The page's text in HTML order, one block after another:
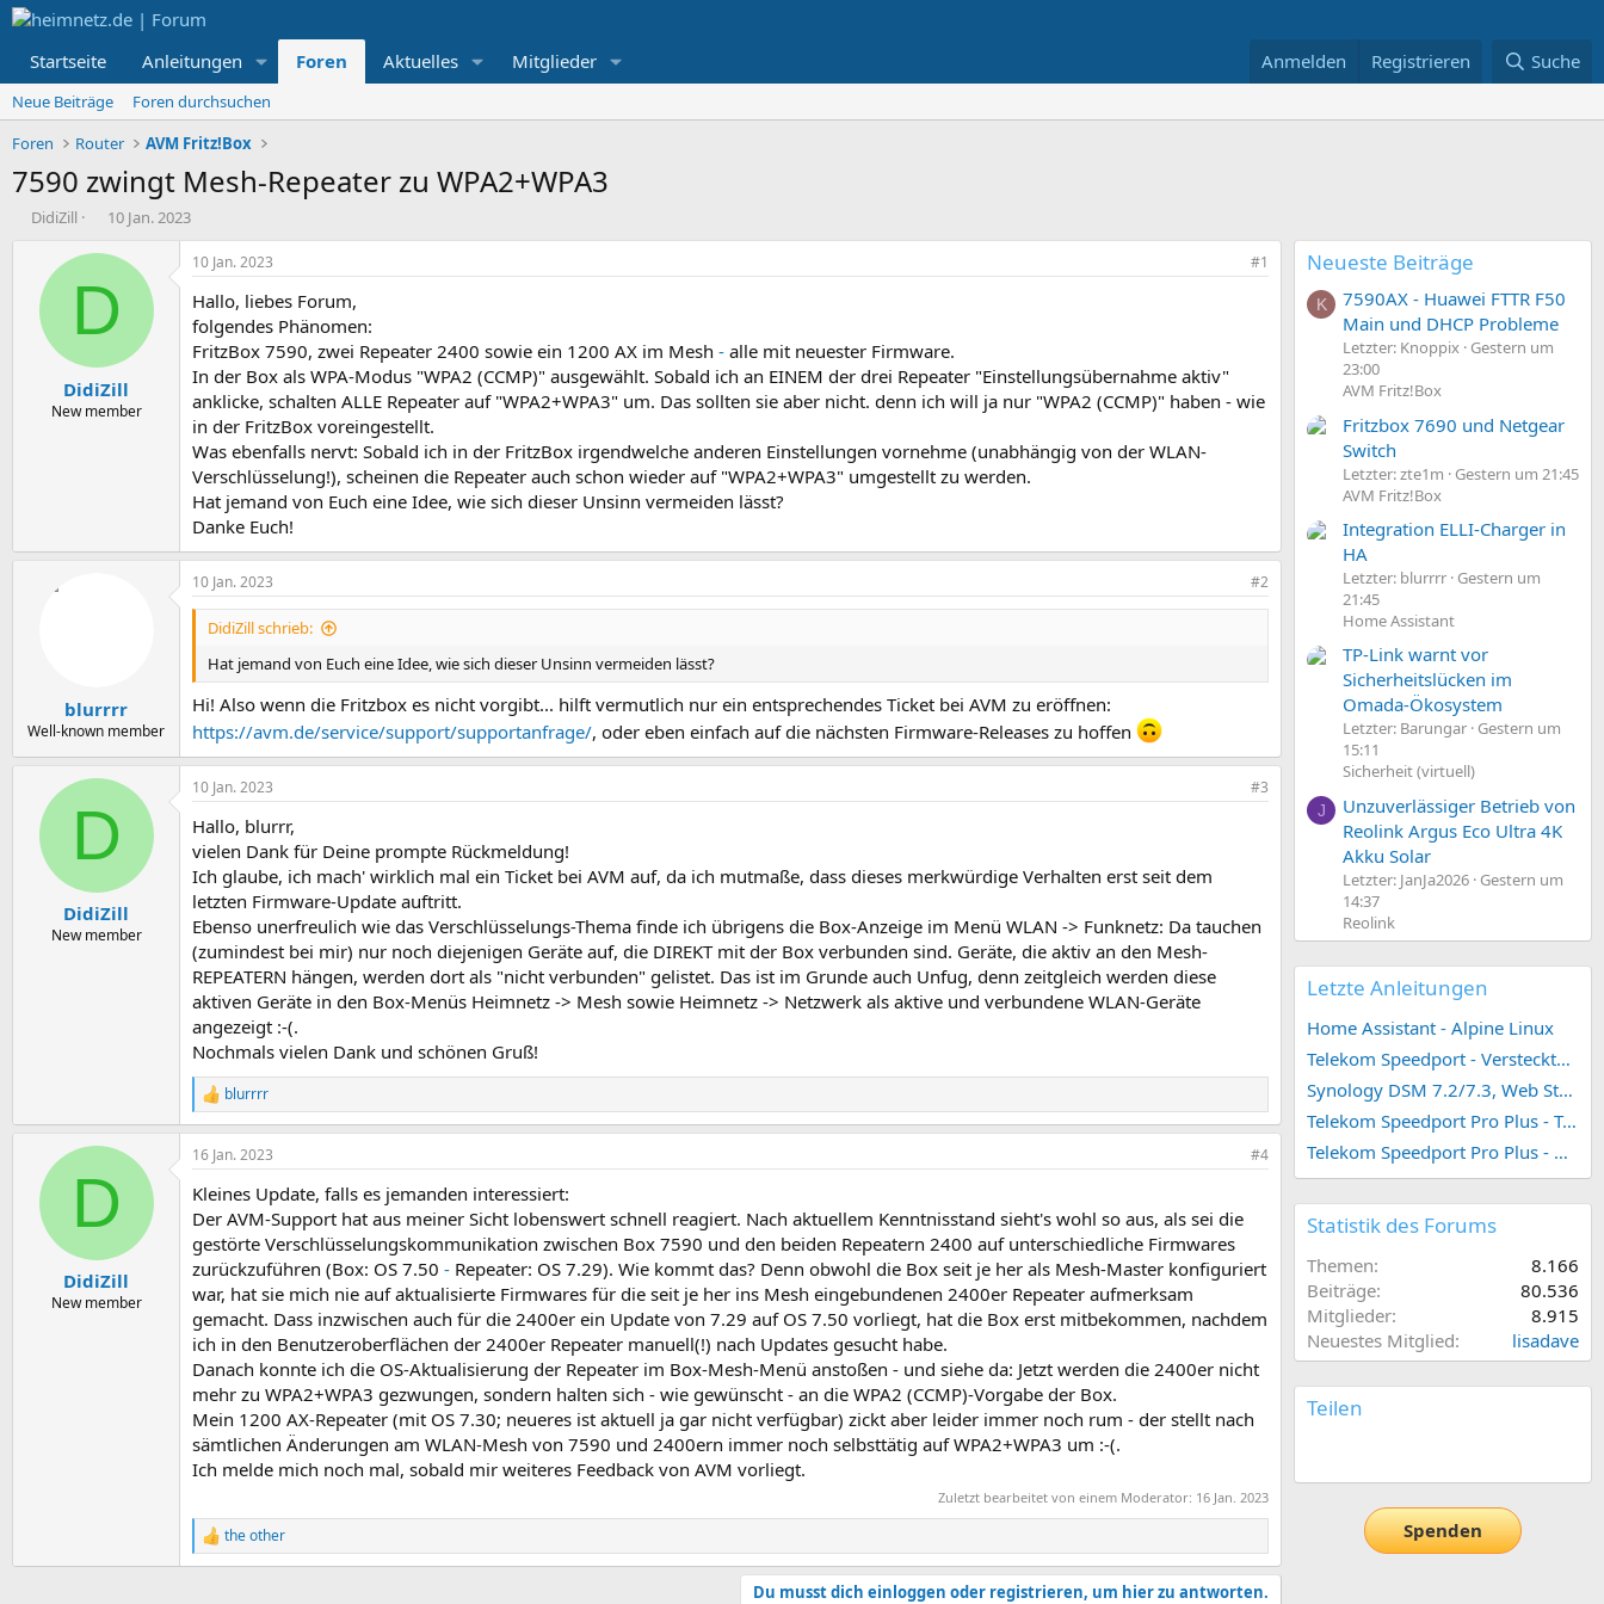
Startseite Anleitungen Foren Aktuelles Mitglieder Anmelden Registrieren Suche
Neue Beiträge
Foren durchsuchen
Foren
Router AVM Fritz!Box
7590 zwingt Mesh-Repeater zu WPA2+WPA3
E
DidiZill
E
s
e
l
t
a
m
10 Jan. 2023
D
DidiZill
New member
10 Jan. 2023 #1
Hallo, liebes Forum,
folgendes Phänomen:
FritzBox 7590, zwei Repeater 2400 sowie ein 1200 AX im Mesh - alle mit neuester Firmware.
In der Box als WPA-Modus "WPA2 (CCMP)" ausgewählt. Sobald ich an EINEM der drei Repeater "Einstellungsübernahme aktiv"
anklicke, schalten ALLE Repeater auf "WPA2+WPA3" um. Das sollten sie aber nicht. denn ich will ja nur "WPA2 (CCMP)" haben - wie
in der FritzBox voreingestellt.
Was ebenfalls nervt: Sobald ich in der FritzBox irgendwelche anderen Einstellungen vornehme (unabhängig von der WLAN-
Verschlüsselung!), scheinen die Repeater auch schon wieder auf "WPA2+WPA3" umgestellt zu werden.
Hat jemand von Euch eine Idee, wie sich dieser Unsinn vermeiden lässt?
Danke Euch!
blurrrr
Well-known member
10 Jan. 2023 #2
DidiZill schrieb:
Hat jemand von Euch eine Idee, wie sich dieser Unsinn vermeiden lässt?
Hi! Also wenn die Fritzbox es nicht vorgibt... hilft vermutlich nur ein entsprechendes Ticket bei AVM zu eröffnen:
https://avm.de/service/support/supportanfrage/, oder eben einfach auf die nächsten Firmware-Releases zu hoffen
D
DidiZill
New member
10 Jan. 2023 #3
Hallo, blurrr,
vielen Dank für Deine prompte Rückmeldung!
Ich glaube, ich mach' wirklich mal ein Ticket bei AVM auf, da ich mutmaße, dass dieses merkwürdige Verhalten erst seit dem
letzten Firmware-Update auftritt.
Ebenso unerfreulich wie das Verschlüsselungs-Thema finde ich übrigens die Box-Anzeige im Menü WLAN -> Funknetz: Da tauchen
(zumindest bei mir) nur noch diejenigen Geräte auf, die DIREKT mit der Box verbunden sind. Geräte, die aktiv an den Mesh-
REPEATERN hängen, werden dort als "nicht verbunden" gelistet. Das ist im Grunde auch Unfug, denn zeitgleich werden diese
aktiven Geräte in den Box-Menüs Heimnetz -> Mesh sowie Heimnetz -> Netzwerk als aktive und verbundene WLAN-Geräte
angezeigt :-(.
Nochmals vielen Dank und schönen Gruß!
R
e
a
k
i
o
e
n
:
blurrrr
D
DidiZill
New member
16 Jan. 2023 #4
Kleines Update, falls es jemanden interessiert:
Der AVM-Support hat aus meiner Sicht lobenswert schnell reagiert. Nach aktuellem Kenntnisstand sieht's wohl so aus, als sei die
gestörte Verschlüsselungskommunikation zwischen Box 7590 und den beiden Repeatern 2400 auf unterschiedliche Firmwares
zurückzuführen (Box: OS 7.50 - Repeater: OS 7.29). Wie kommt das? Denn obwohl die Box seit je her als Mesh-Master konfiguriert
war, hat sie mich nie auf aktualisierte Firmwares für die seit je her ins Mesh eingebundenen 2400er Repeater aufmerksam
gemacht. Dass inzwischen auch für die 2400er ein Update von 7.29 auf OS 7.50 vorliegt, hat die Box erst mitbekommen, nachdem
ich in den Benutzeroberflächen der 2400er Repeater manuell(!) nach Updates gesucht habe.
Danach konnte ich die OS-Aktualisierung der Repeater im Box-Mesh-Menü anstoßen - und siehe da: Jetzt werden die 2400er nicht
mehr zu WPA2+WPA3 gezwungen, sondern halten sich - wie gewünscht - an die WPA2 (CCMP)-Vorgabe der Box.
Mein 1200 AX-Repeater (mit OS 7.30; neueres ist aktuell ja gar nicht verfügbar) zickt aber leider immer noch rum - der stellt nach
sämtlichen Änderungen am WLAN-Mesh von 7590 und 2400ern immer noch selbsttätig auf WPA2+WPA3 um :-(.
Ich melde mich noch mal, sobald mir weiteres Feedback von AVM vorliegt.
Zuletzt bearbeitet von einem Moderator: 16 Jan. 2023
R
e
the other
Du musst dich einloggen oder registrieren, um hier zu antworten.
Neueste Beiträge
K
7590AX - Huawei FTTR F50
Main und DHCP Probleme
Letzter: Knoppix Gestern um
23:00
AVM Fritz!Box
Fritzbox 7690 und Netgear
Switch
Letzter: zte1m
Gestern um 21:45
AVM Fritz!Box
Integration ELLI-Charger in
HA
Letzter: blurrrr Gestern um
21:45
Home Assistant
TP-Link warnt vor
Sicherheitslücken im
Omada-Ökosystem
Letzter: Barungar Gestern um
15:11
Sicherheit (virtuell)
J
Unzuverlässiger Betrieb von
Reolink Argus Eco Ultra 4K
Akku Solar
Letzter: JanJa2026 Gestern um
14:37
Reolink
Letzte Anleitungen
Home Assistant - Alpine Linux
Telekom Speedport - Versteckte Konfigurationen
Synology DSM 7.2/7.3, Web Station 4, Webdienst und Webportal erstellen (ehemals vHost)
Telekom Speedport Pro Plus - Telefonie einrichten
Telekom Speedport Pro Plus - Netzwerk einrichten
Statistik des Forums
Themen
8.166
Beiträge
80.536
Mitglieder
8.915
Neuestes Mitglied
lisadave
Teilen
Spenden